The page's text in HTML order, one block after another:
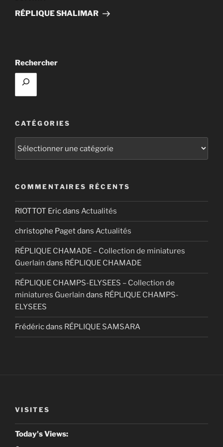
suivant
RÉPLIQUE SHALIMAR
Rechercher
CATÉGORIES
COMMENTAIRES RÉCENTS
RIOTTOT Ericdans Actualités
christophe Pagetdans Actualités
RÉPLIQUE CHAMADE – Collection de miniatures
Guerlain dans RÉPLIQUE CHAMADE
RÉPLIQUE CHAMPS-ELYSEES – Collection de
miniatures Guerlain dans RÉPLIQUE CHAMPS-
ELYSEES
Frédéricdans RÉPLIQUE SAMSARA
VISITES
Today's Views: